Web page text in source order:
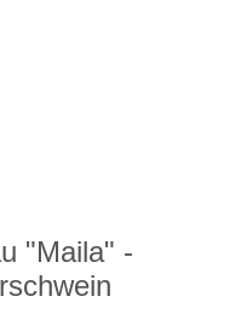
"Maila" -